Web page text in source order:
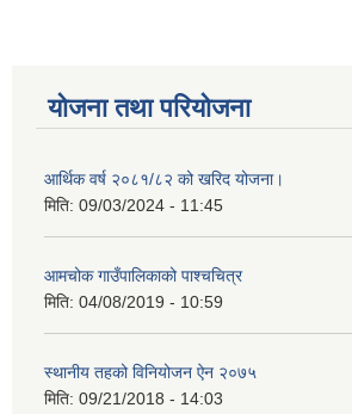
योजना तथा परियोजना
आर्थिक वर्ष २०८१/८२ को खरिद योजना।
मिति: 09/03/2024 - 11:45
आमचोक गाउँपालिकाको पाश्चचित्र
मिति: 04/08/2019 - 10:59
स्थानीय तहको विनियोजन ऐन २०७५
मिति: 09/21/2018 - 14:03